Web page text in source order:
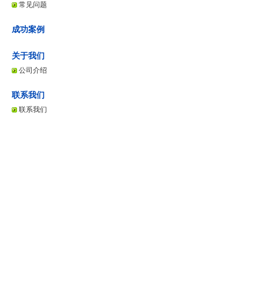
常见问题
成功案例
关于我们
公司介绍
联系我们
联系我们